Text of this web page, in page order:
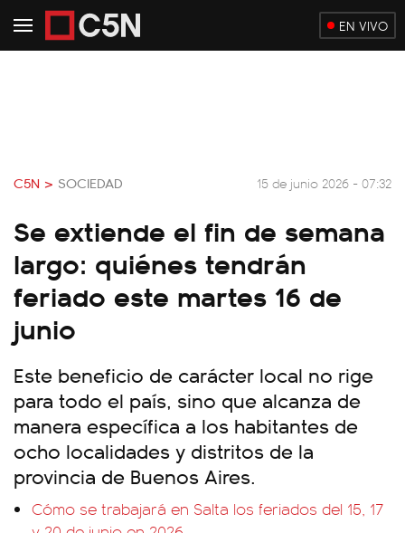
EN VIVO
C5N > SOCIEDAD 15 de junio 2026 - 07:32
Se extiende el fin de semana
largo: quiénes tendrán
feriado este martes 16 de
junio
Este beneficio de carácter local no rige
para todo el país, sino que alcanza de
manera específica a los habitantes de
ocho localidades y distritos de la
provincia de Buenos Aires.
Cómo se trabajará en Salta los feriados del 15, 17